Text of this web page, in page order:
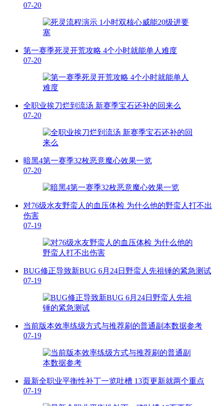
07-20
第一赛季死灵开荒攻略 4个小时就能单人难度
07-20
全职业挨刀烂到流汤 新赛季宝石还补的回来么
07-20
暗黑4第一赛季32枚恶意魔心效果一览
07-20
对76级水友野蛮人的血压体检 为什么他的野蛮人打不出
伤害
07-19
BUG修正导致新BUG 6月24日野蛮人先祖锤的紧急测试
07-19
当前版本效率练级方式与推荐刷的普通副本数据参考
07-19
最新全职业平衡性补丁一览吐槽 13页更新就两个重点
07-19